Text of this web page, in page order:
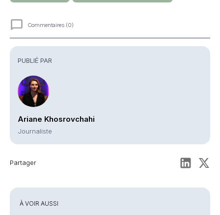
PUBLIÉ PAR
Ariane Khosrovchahi
Journaliste
Partager
Commentaires (0)
À VOIR AUSSI